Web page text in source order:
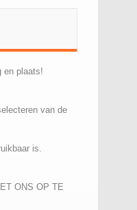
en plaats!
van de
is.
ONS OP TE